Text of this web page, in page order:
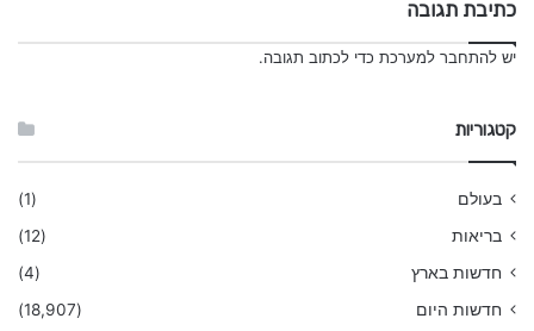
כתיבת תגובה
יש להתחבר למערכת כדי לכתוב תגובה.
קטגוריות
בעולם
(1)
בריאות
(12)
חדשות בארץ
(4)
חדשות היום
(18,907)